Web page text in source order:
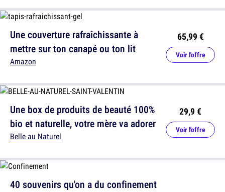
Une couverture rafraîchissante à
mettre sur ton canapé ou ton lit
Amazon
65,99 €
Voir l'offre
40 souvenirs qu'on a du confinement
Une box de produits de beauté 100%
bio et naturelle, votre mère va adorer
Belle au Naturel
29,9 €
Voir l'offre